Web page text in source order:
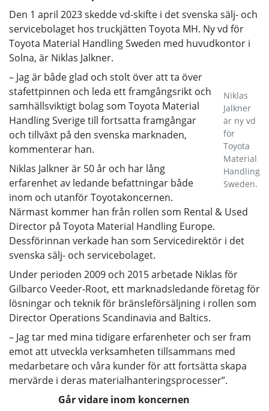
Den 1 april 2023 skedde vd-skifte i det svenska sälj- och
servicebolaget hos truckjätten Toyota MH. Ny vd för
Toyota Material Handling Sweden med huvudkontor i
Solna, är Niklas Jalkner.
Niklas
Jalkner
är ny vd
för
Toyota
Material
Handling
Sweden.
– Jag är både glad och stolt över att ta över
stafettpinnen och leda ett framgångsrikt och
samhällsviktigt bolag som Toyota Material
Handling Sverige till fortsatta framgångar
och tillväxt på den svenska marknaden,
kommenterar han.
Niklas Jalkner är 50 år och har lång
erfarenhet av ledande befattningar både
inom och utanför Toyotakoncernen.
Närmast kommer han från rollen som Rental & Used
Director på Toyota Material Handling Europe.
Dessförinnan verkade han som Servicedirektör i det
svenska sälj- och servicebolaget.
Under perioden 2009 och 2015 arbetade Niklas för
Gilbarco Veeder-Root, ett marknadsledande företag för
lösningar och teknik för bränsleförsäljning i rollen som
Director Operations Scandinavia and Baltics.
– Jag tar med mina tidigare erfarenheter och ser fram
emot att utveckla verksamheten tillsammans med
medarbetare och våra kunder för att fortsätta skapa
mervärde i deras materialhanteringsprocesser”.
Går vidare inom koncernen